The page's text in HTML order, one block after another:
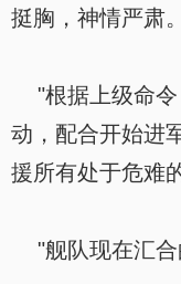
挺胸，神情严肃。
"根据上级命令
动，配合开始进
援所有处于危难
"舰队现在汇合